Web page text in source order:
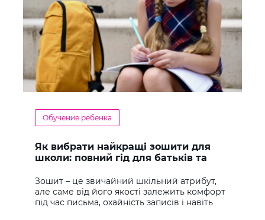
Обучение ребенка
Як вибрати найкращі зошити для
школи: повний гід для батьків та
Зошит – це звичайний шкільний атрибут,
але саме від його якості залежить комфорт
під час письма, охайність записів і навіть